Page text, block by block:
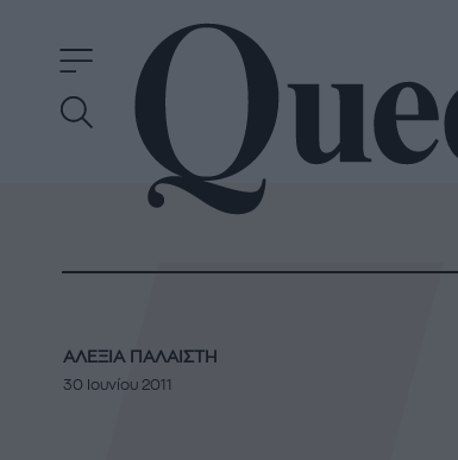
ΑΛΕΞΙΑ ΠΑΛΑΙΣΤΗ
30 Ιουνίου 2011